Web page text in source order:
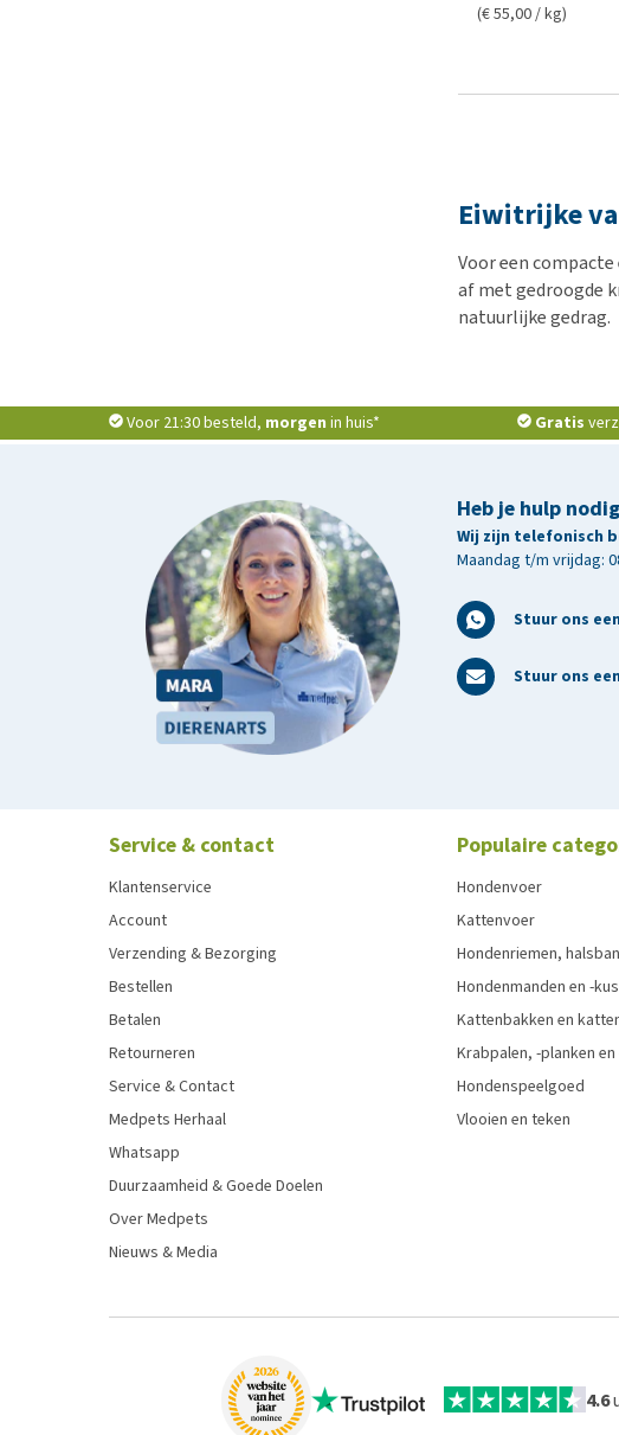
(€ 55,00 / kg)
Eiwitrijke
Voor een
af met gedroogde
natuurlijke gedrag.
Voor 21:30 besteld, morgen in huis* Gratis
Heb je hulp
Wij zijn telefonisch
Maandag t/m vrijdag:
Stuur ons
Stuur ons
Service & contact
Klantenservice
Account
Verzending & Bezorging
Bestellen
Betalen
Retourneren
Service & Contact
Medpets Herhaal
Whatsapp
Duurzaamheid & Goede Doelen
Over Medpets
Nieuws & Media
Populaire
Hondenvoer
Kattenvoer
Hondenriemen,
Hondenmanden en -
Kattenbakken en
Krabpalen, -planken
Hondenspeelgoed
Vlooien en teken
4.6